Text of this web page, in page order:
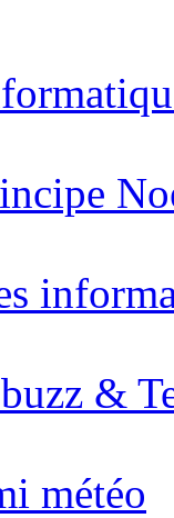
&
météo